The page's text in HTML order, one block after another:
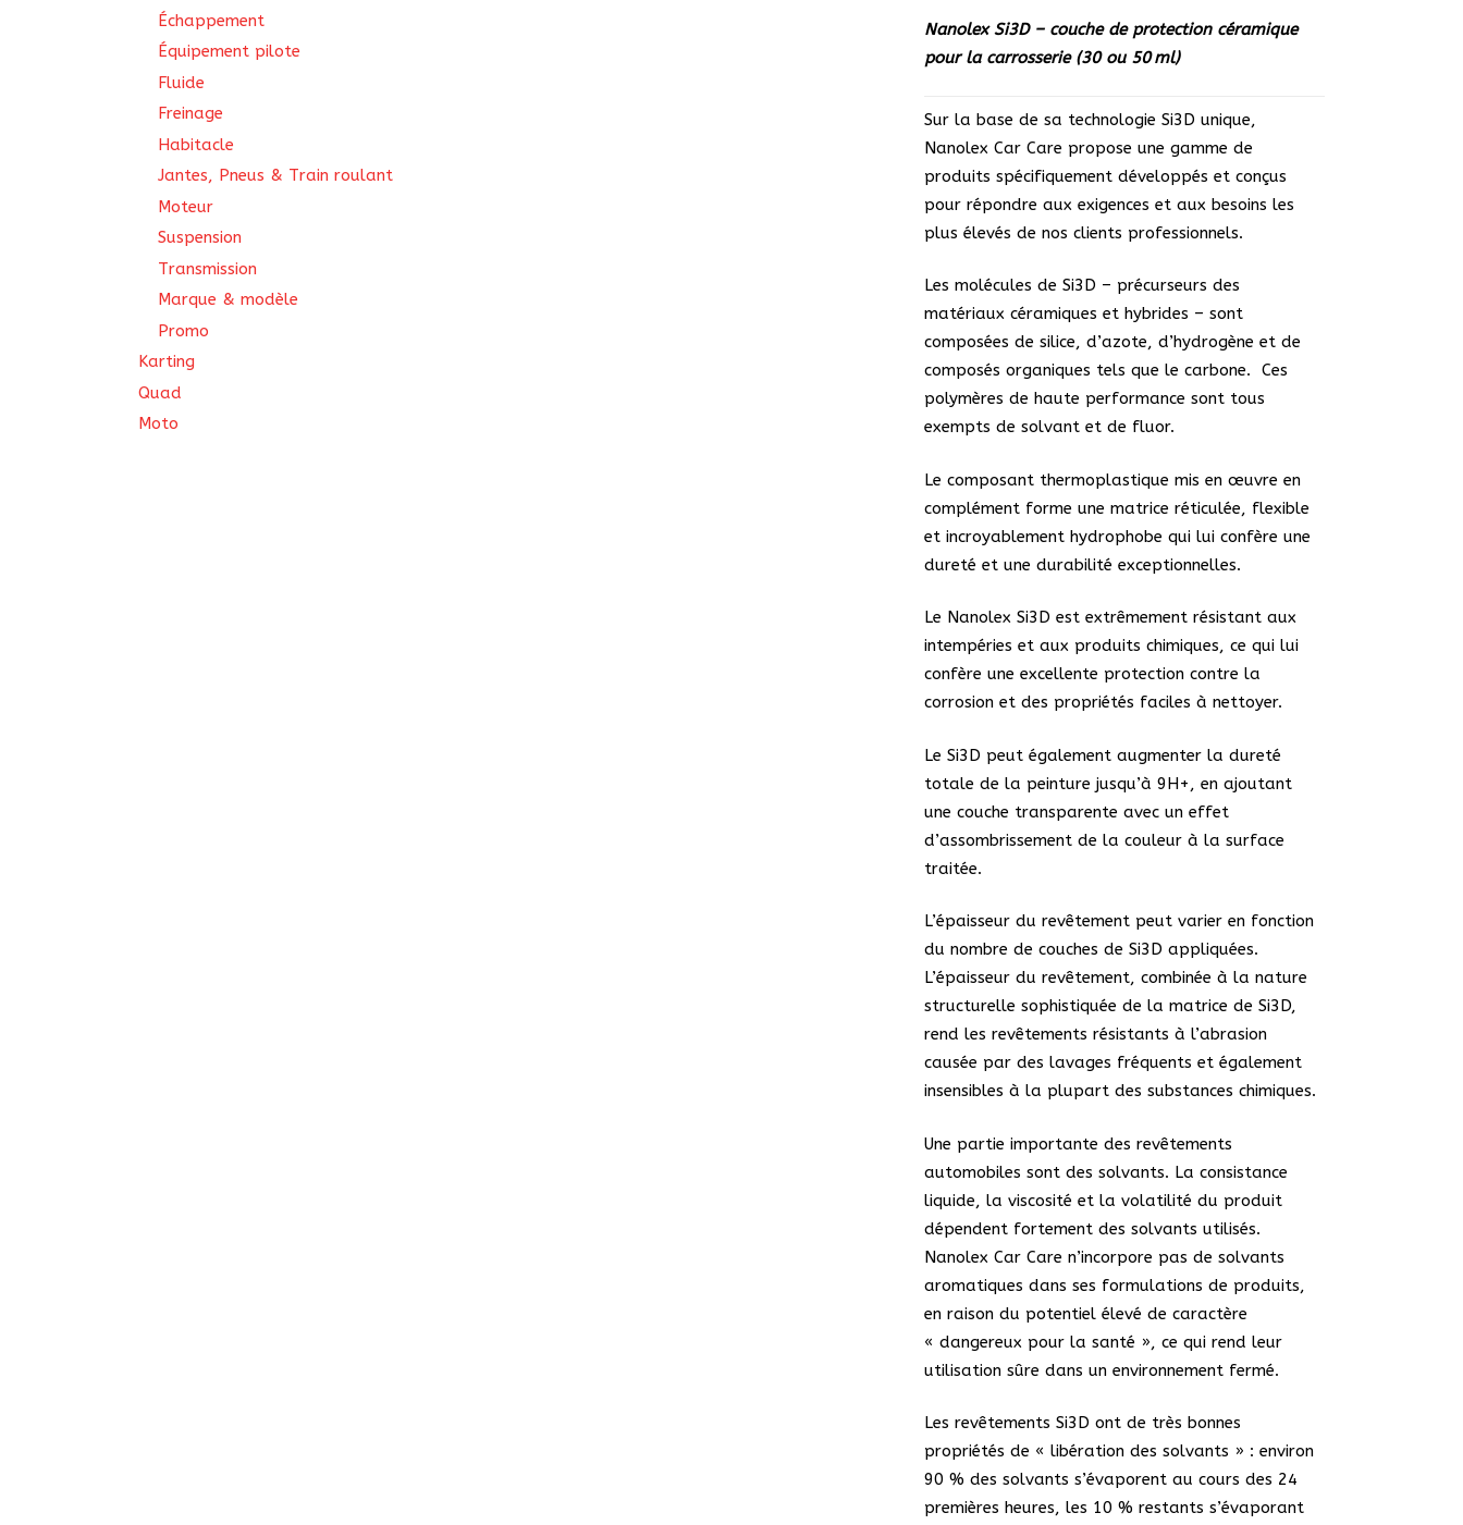
prix :
56,00 €
Nanolex Si3D – couche de protection céramique
pour la carrosserie (30 ou 50 ml)
Sur la base de sa technologie Si3D unique,
Nanolex Car Care propose une gamme de
produits spécifiquement développés et conçus
pour répondre aux exigences et aux besoins les
plus élevés de nos clients professionnels.
Les molécules de Si3D – précurseurs des
matériaux céramiques et hybrides – sont
composées de silice, d’azote, d’hydrogène et de
composés organiques tels que le carbone. Ces
polymères de haute performance sont tous
exempts de solvant et de fluor.
Le composant thermoplastique mis en œuvre en
complément forme une matrice réticulée, flexible
et incroyablement hydrophobe qui lui confère une
dureté et une durabilité exceptionnelles.
Le Nanolex Si3D est extrêmement résistant aux
intempéries et aux produits chimiques, ce qui lui
confère une excellente protection contre la
corrosion et des propriétés faciles à nettoyer.
Le Si3D peut également augmenter la dureté
totale de la peinture jusqu’à 9H+, en ajoutant
une couche transparente avec un effet
d’assombrissement de la couleur à la surface
traitée.
L’épaisseur du revêtement peut varier en fonction
du nombre de couches de Si3D appliquées.
L’épaisseur du revêtement, combinée à la nature
structurelle sophistiquée de la matrice de Si3D,
rend les revêtements résistants à l’abrasion
causée par des lavages fréquents et également
insensibles à la plupart des substances chimiques.
Une partie importante des revêtements
automobiles sont des solvants. La consistance
liquide, la viscosité et la volatilité du produit
dépendent fortement des solvants utilisés.
Nanolex Car Care n’incorpore pas de solvants
aromatiques dans ses formulations de produits,
en raison du potentiel élevé de caractère
« dangereux pour la santé », ce qui rend leur
utilisation sûre dans un environnement fermé.
Les revêtements Si3D ont de très bonnes
propriétés de « libération des solvants » : environ
90 % des solvants s’évaporent au cours des 24
premières heures, les 10 % restants s’évaporant
Échappement
Équipement pilote
Fluide
Freinage
Habitacle
Jantes, Pneus & Train roulant
Moteur
Suspension
Transmission
Marque & modèle
Promo
Karting
Quad
Moto